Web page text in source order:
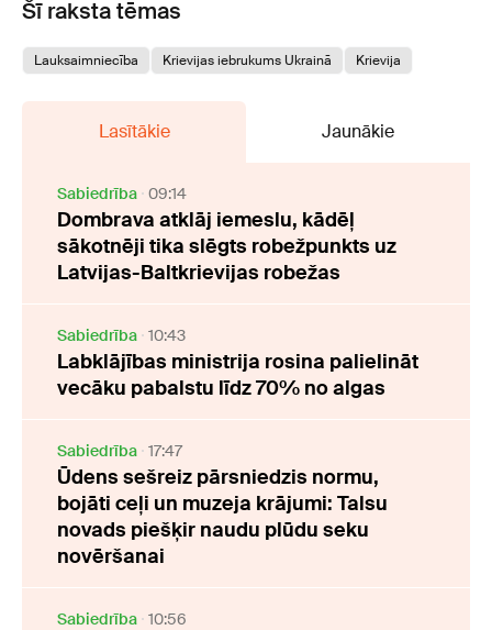
Šī raksta tēmas
Lauksaimniecība Krievijas iebrukums Ukrainā Krievija
Lasītākie Jaunākie
Sabiedrība 09:14
Dombrava atklāj iemeslu, kādēļ
sākotnēji tika slēgts robežpunkts uz
Latvijas-Baltkrievijas robežas
Sabiedrība 10:43
Labklājības ministrija rosina palielināt
vecāku pabalstu līdz 70% no algas
Sabiedrība 17:47
Ūdens sešreiz pārsniedzis normu,
bojāti ceļi un muzeja krājumi: Talsu
novads piešķir naudu plūdu seku
novēršanai
Sabiedrība 10:56